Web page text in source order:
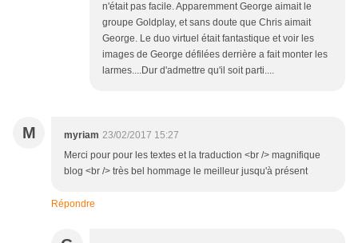
n'était pas facile. Apparemment George aimait le
groupe Goldplay, et sans doute que Chris aimait
George. Le duo virtuel était fantastique et voir les
images de George défilées derrière a fait monter les
larmes....Dur d'admettre qu'il soit parti....
M myriam 23/02/2017 15:27
Merci pour pour les textes et la traduction <br /> magnifique
blog <br /> très bel hommage le meilleur jusqu'à présent
Répondre